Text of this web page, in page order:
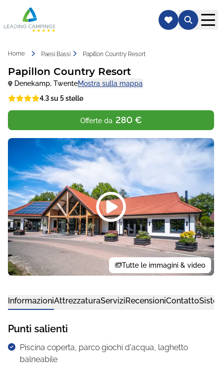
Home Paesi Bassi Papillon Country Resort
Papillon Country Resort
Denekamp, TwenteMostra sulla mappa
4.3 su 5 stelle
Offerte da 280 €
Tutte le immagini & video
InformazioniAttrezzaturaServiziRecensioniContatto
Punti salienti
Piscina coperta, parco giochi d'acqua, laghetto
balneabile